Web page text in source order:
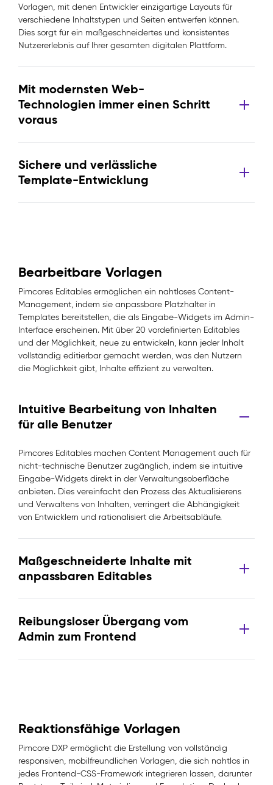
Vorlagen, mit denen Entwickler einzigartige Layouts für
verschiedene Inhaltstypen und Seiten entwerfen können.
Dies sorgt für ein maßgeschneidertes und konsistentes
Nutzererlebnis auf Ihrer gesamten digitalen Plattform.
Mit modernsten Web-
Technologien immer einen Schritt
voraus
Sichere und verlässliche
Template-Entwicklung
Bearbeitbare Vorlagen
Pimcores Editables ermöglichen ein nahtloses Content-
Management, indem sie anpassbare Platzhalter in
Templates bereitstellen, die als Eingabe-Widgets im Admin-
Interface erscheinen. Mit über 20 vordefinierten Editables
und der Möglichkeit, neue zu entwickeln, kann jeder Inhalt
vollständig editierbar gemacht werden, was den Nutzern
die Möglichkeit gibt, Inhalte effizient zu verwalten.
Intuitive Bearbeitung von Inhalten
für alle Benutzer
Pimcores Editables machen Content Management auch für
nicht-technische Benutzer zugänglich, indem sie intuitive
Eingabe-Widgets direkt in der Verwaltungsoberfläche
anbieten. Dies vereinfacht den Prozess des Aktualisierens
und Verwaltens von Inhalten, verringert die Abhängigkeit
von Entwicklern und rationalisiert die Arbeitsabläufe.
Maßgeschneiderte Inhalte mit
anpassbaren Editables
Reibungsloser Übergang vom
Admin zum Frontend
Reaktionsfähige Vorlagen
Pimcore DXP ermöglicht die Erstellung von vollständig
responsiven, mobilfreundlichen Vorlagen, die sich nahtlos in
jedes Frontend-CSS-Framework integrieren lassen, darunter